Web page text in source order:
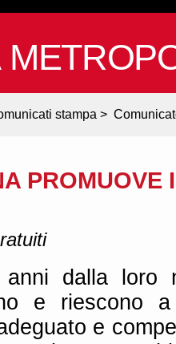
stampa >
PROMUOVE
dalla loro
e riescono
e